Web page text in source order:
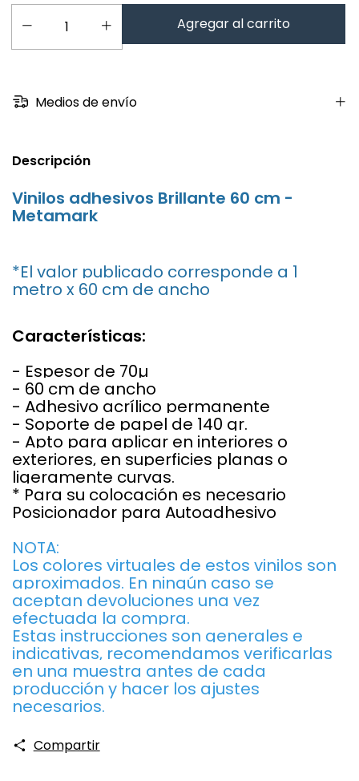
Medios de envío
Descripción
Vinilos adhesivos Brillante 60 cm -
Metamark
*El valor publicado corresponde a 1
metro x 60 cm de ancho
Características:
- Espesor de 70µ
- 60 cm de ancho
- Adhesivo acrílico permanente
- Soporte de papel de 140 gr.
- Apto para aplicar en interiores o
exteriores, en superficies planas o
ligeramente curvas.
* Para su colocación es necesario
Posicionador para Autoadhesivo
NOTA:
Los colores virtuales de estos vinilos son
aproximados. En ningún caso se
aceptan devoluciones una vez
efectuada la compra.
Estas instrucciones son generales e
indicativas, recomendamos verificarlas
en una muestra antes de cada
producción y hacer los ajustes
necesarios.
Compartir